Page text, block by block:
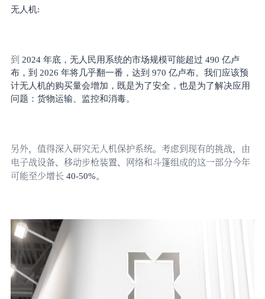
无人机:
到 2024 年底，无人民用系统的市场规模可能超过 490 亿卢
布，到 2026 年将几乎翻一番，达到 970 亿卢布。我们应该预
计无人机的购买量会增加，既是为了安全，也是为了解决应用
问题：货物运输、监控和消毒。
另外，值得深入研究无人机保护系统。考虑到现有的挑战，由
电子战设备、移动步枪装置、网络和斗篷组成的这一部分今年
可能至少增长 40-50%。